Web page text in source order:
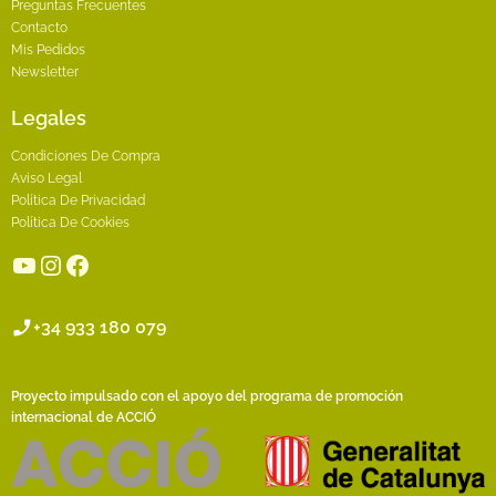
Preguntas Frecuentes
Contacto
Mis Pedidos
Newsletter
Legales
Condiciones De Compra
Aviso Legal
Política De Privacidad
Política De Cookies
YouTube
Instagram
Facebook
+34 933 180 079
Proyecto impulsado con el apoyo del programa de promoción
internacional de ACCIÓ